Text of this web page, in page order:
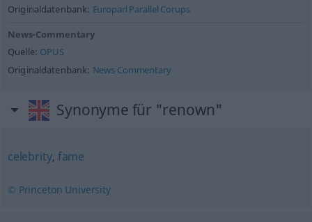
Originaldatenbank: Europarl Parallel Corups
News-Commentary
Quelle: OPUS
Originaldatenbank: News Commentary
Synonyme für "renown"
celebrity, fame
© Princeton University